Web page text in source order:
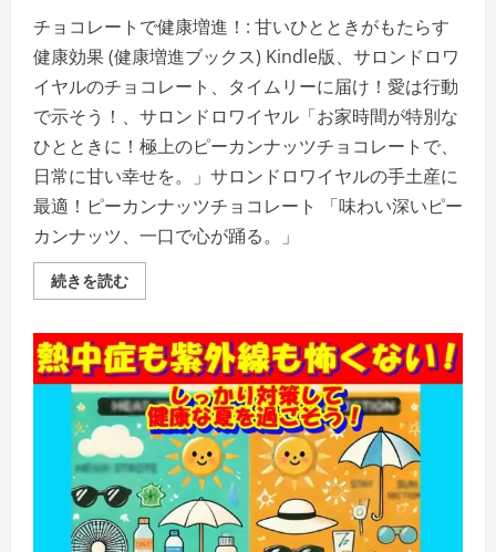
チョコレートで健康増進！: 甘いひとときがもたらす
健康効果 (健康増進ブックス) Kindle版、サロンドロワ
イヤルのチョコレート、タイムリーに届け！愛は行動
で示そう！、サロンドロワイヤル「お家時間が特別な
ひとときに！極上のピーカンナッツチョコレートで、
日常に甘い幸せを。」サロンドロワイヤルの手土産に
最適！ピーカンナッツチョコレート 「味わい深いピー
カンナッツ、一口で心が踊る。」
続きを読むチ
ョ
ー
ト
で
健
康
増
進！:
甘
い
ひ
と
と
き
が